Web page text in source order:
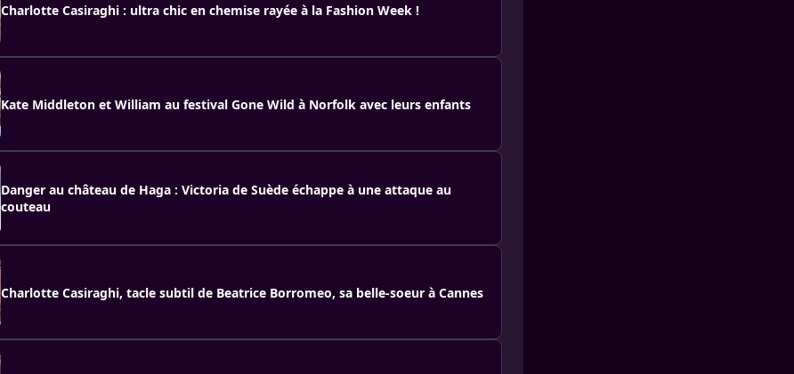
Charlotte Casiraghi : ultra chic en chemise rayée à la Fashion Week !
Kate Middleton et William au festival Gone Wild à Norfolk avec leurs enfants
Danger au château de Haga : Victoria de Suède échappe à une attaque au
couteau
Charlotte Casiraghi, tacle subtil de Beatrice Borromeo, sa belle-soeur à Cannes